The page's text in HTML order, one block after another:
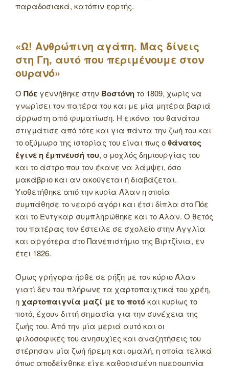
παραδοσιακά, κατόπιν εορτής.
«Ω! Ανθρώπινη αγάπη. Μας δίνεις
στη Γη, αυτό που περιμένουμε στον
ουρανό»
Ο Πόε γεννήθηκε στην Βοστόνη το 1809, χωρίς να
γνωρίσει τον πατέρα του και με μία μητέρα βαριά
άρρωστη από φυματίωση. Η εικόνα του θανάτου
στιγμάτισε από τότε και για πάντα την ζωή του και
το οξύμωρο της ιστορίας του είναι πως ο θάνατος
έγινε η έμπνευσή του, ο μοχλός δημιουργίας του
και το άστρο που τον έκανε να λάμψει, όσο
μακάβριο και αν ακούγεται ή διαβάζεται.
Υιοθετήθηκε από την κυρία Άλαν η οποία
συμπάθησε το νεαρό αγόρι και έτσι δίπλα στο Πόε
και το Έντγκαρ συμπληρώθηκε και το Άλαν. Ο θετός
του πατέρας τον έστειλε σε σχολείο στην Αγγλία
και αργότερα στο Πανεπιστήμιο της Βιρτζίνια, εν
έτει 1826.
Όμως γρήγορα ήρθε σε ρήξη με τον κύριο Άλαν
γιατί δεν του πλήρωνε τα χαρτοπαιχτικά του χρέη,
η χαρτοπαιγνία μαζί με το ποτόκαι κυρίως το
ποτό, έχουν διττή σημασία για την συνέχεια της
ζωής του. Από την μία μεριά αυτό και οι
φιλοσοφικές του ανησυχίες και αναζητήσεις του
στέρησαν μία ζωή ήρεμη και ομαλή, η οποία τελικά
όπως αποδείχθηκε είχε καθορισμένη ημερομηνία